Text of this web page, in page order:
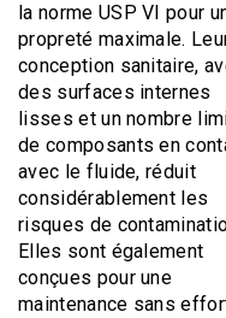
la norme USP VI pour
propreté maximale.
conception sanitaire,
des surfaces internes
lisses et un nombre
de composants en
avec le fluide, réduit
considérablement les
risques de
Elles sont également
conçues pour une
maintenance sans